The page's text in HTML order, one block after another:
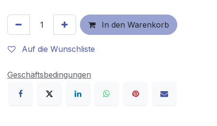
In den Warenkorb
Auf die Wunschliste
Geschäftsbedingungen